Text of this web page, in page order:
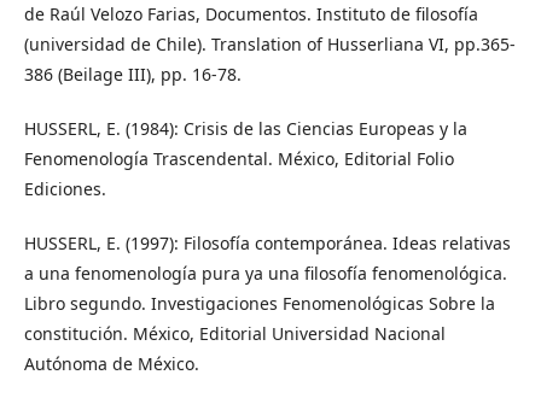
de Raúl Velozo Farias, Documentos. Instituto de filosofía
(universidad de Chile). Translation of Husserliana VI, pp.365-
386 (Beilage III), pp. 16-78.
HUSSERL, E. (1984): Crisis de las Ciencias Europeas y la
Fenomenología Trascendental. México, Editorial Folio
Ediciones.
HUSSERL, E. (1997): Filosofía contemporánea. Ideas relativas
a una fenomenología pura ya una filosofía fenomenológica.
Libro segundo. Investigaciones Fenomenológicas Sobre la
constitución. México, Editorial Universidad Nacional
Autónoma de México.